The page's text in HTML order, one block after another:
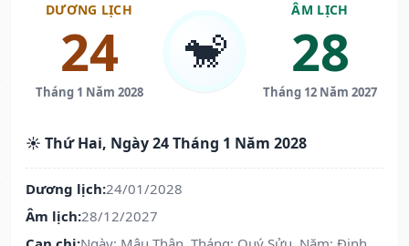
DƯƠNG LỊCH
24
Tháng 1 Năm 2028
🐒
ÂM LỊCH
28
Tháng 12 Năm 2027
☀️ Thứ Hai, Ngày 24 Tháng 1 Năm 2028
Dương lịch:24/01/2028
Âm lịch:28/12/2027